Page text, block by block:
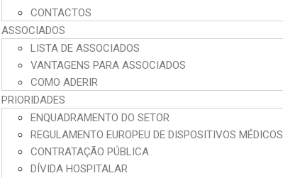
CONTACTOS
ASSOCIADOS
LISTA DE ASSOCIADOS
VANTAGENS PARA ASSOCIADOS
COMO ADERIR
PRIORIDADES
ENQUADRAMENTO DO SETOR
REGULAMENTO EUROPEU DE DISPOSITIVOS MÉDICOS
CONTRATAÇÃO PÚBLICA
DÍVIDA HOSPITALAR